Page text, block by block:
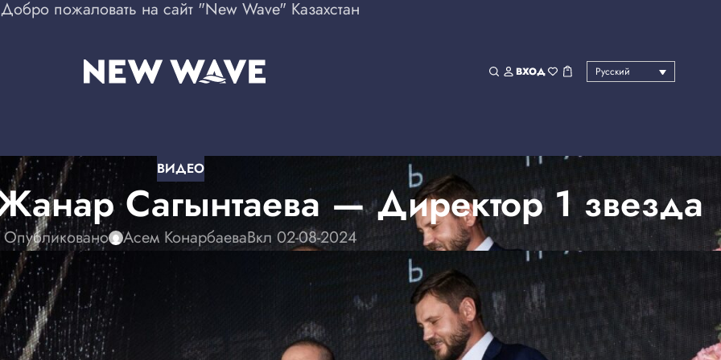
Добро пожаловать на сайт "New Wave" Казахстан
ВХОД Русский
ВИДЕО
Сагынтаева — Директор 1 звезда
Опубликовано Асем КонарбаеваВкл 02-08-2024